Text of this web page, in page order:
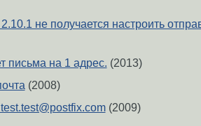
не получается настроить
письма на 1 адрес. (2013)
(2008)
(2009)